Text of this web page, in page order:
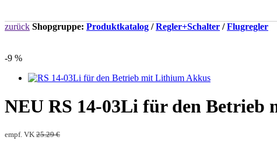
zurück Shopgruppe: Produktkatalog /Regler+Schalter /Flugregler
-9 %
NEU RS 14-03Li für den
empf. VK 25.29 €